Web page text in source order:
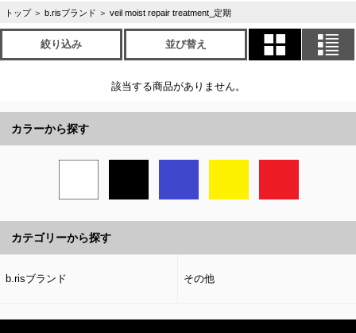
トップ ＞ b.risブランド ＞ veil moist repair treatment_定期
絞り込み 並び替え
該当する商品がありません。
カラーから探す
カテゴリーから探す
b.risブランド その他